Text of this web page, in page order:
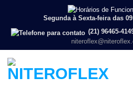
Segunda à Sexta-feira das
(21) 96465-